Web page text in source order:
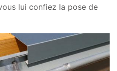
lui confiez la pose de